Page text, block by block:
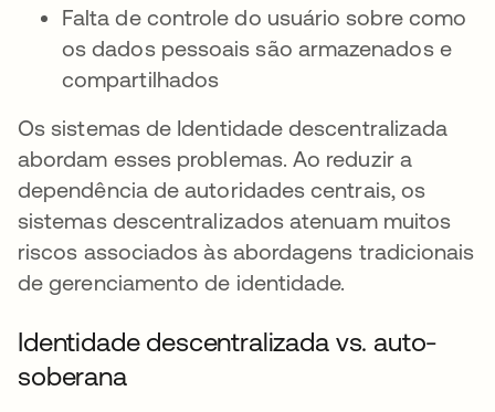
Falta de controle do usuário sobre como
os dados pessoais são armazenados e
compartilhados
Os sistemas de Identidade descentralizada
abordam esses problemas. Ao reduzir a
dependência de autoridades centrais, os
sistemas descentralizados atenuam muitos
riscos associados às abordagens tradicionais
de gerenciamento de identidade.
Identidade descentralizada vs. auto-
soberana